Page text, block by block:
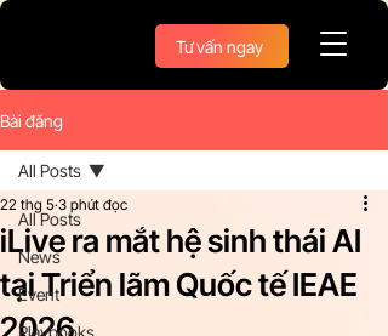
Tư vấn ngay
Bài đăng
All Posts
News
Event
Playbooks
All Posts
iLive ra mắt hệ sinh thái AI
tại Triển lãm Quốc tế IEAE
2026
22 thg 5 3 phút đọc